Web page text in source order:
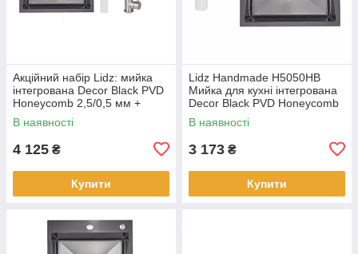
Акційний набір Lidz: мийка
інтегрована Decor Black PVD
Honeycomb 2,5/0,5 мм +
Змішувач Aria для кухні з
гнучким виливом (k35) Blac
В наявності
4 125 ₴
Купити
Lidz Handmade H5050HB
Мийка для кухні інтегрована
Decor Black PVD Honeycomb
2,5/0,5 мм
LDH5050BDECPVD48369
В наявності
3 173 ₴
Купити